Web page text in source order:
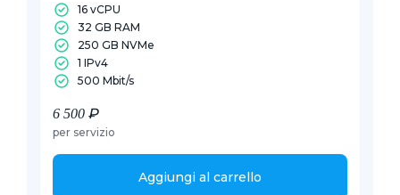
16 vCPU
32 GB RAM
250 GB NVMe
1 IPv4
500 Mbit/s
6 500 ₽
per servizio
Aggiungi al carrello